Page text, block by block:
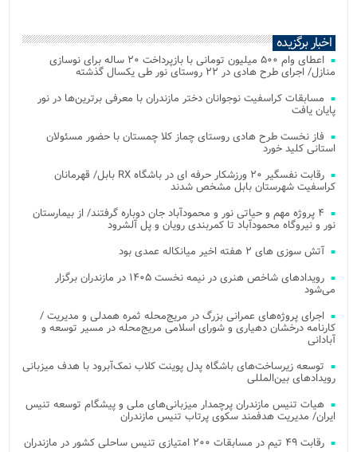
اخبار برگزیده
اعطای وام ۵۰۰ میلیون تومانی با بازپرداخت ۲۰ ساله برای نوسازی
منازل/ اجرای طرح هادی در ۲۲ روستای نور طی یکسال گذشته
مسابقات کراسفیت نوجوانان دختر مازندران با معرفی برترین‌ها در نور
پایان یافت
فاز نخست طرح هادی روستای چماز کلا چمستان با حضور مسئولان
استانی کلید خورد
رقابت نفسگیر ۲۰ ورزشکار حرفه ای در باشگاه RX بابل/ قهرمانان
کراسفیت شهرستان بابل مشخص شدند
۴ پروژه مهم و حیاتی نور و محمودآباد جان دوباره گرفتند/ از بیمارستان
نور و نیروگاه محمودآباد تا کمربندی رویان و پل آلشرود
آتش‌ سوزی‌ های ۲ هفته اخیر میانکاله عمدی بود
رویدادهای شاخص هنری در نیمه نخست ۱۴۰۵ در مازندران برگزار
می‌شود
اجرای پروژه‌های عمرانی بزرگ در مریج‌محله ثمره همدلی و مدیریت /
کارنامه درخشان دهیاری و شورای اسلامی مریج‌محله در مسیر توسعه و
آبادانی
توسعه زیرساخت‌های باشگاه پدل پوینت کلاب نمک‌آبرود با هدف میزبانی
رویدادهای بین‌المللی
هیات تنیس مازندران پرچمدار میزبانی‌های ملی و پیشگام توسعه تنیس
ایران/ مدیریت هدفمند سکوی پرتاب تنیس مازندران
رقابت ۴۹ تیم در مسابقات ۲۰۰ امتیازی تنیس ساحلی کشور در مازندران